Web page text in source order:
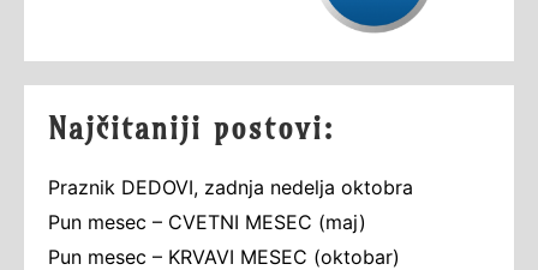
Najčitaniji postovi:
Praznik DEDOVI, zadnja nedelja oktobra
Pun mesec – CVETNI MESEC (maj)
Pun mesec – KRVAVI MESEC (oktobar)